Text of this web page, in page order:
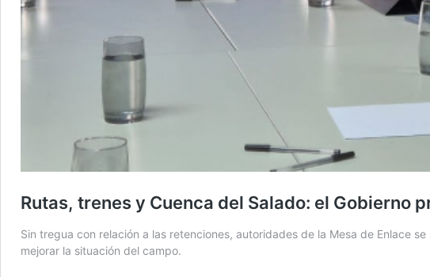
Rutas, trenes y Cuenca del Salado: el Gobierno
Sin tregua con relación a las retenciones, autoridades de la Mesa de Enlace
mejorar la situación del campo.